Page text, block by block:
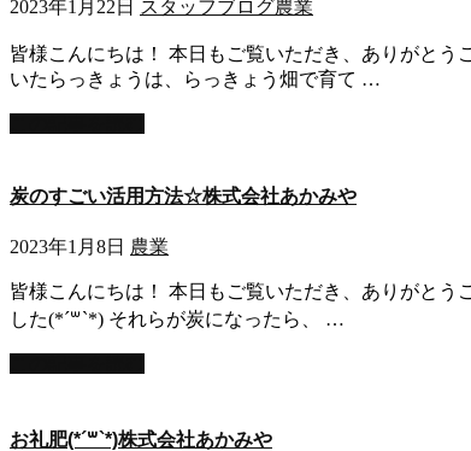
2023年1月22日 スタッフブログ農業
皆様こんにちは！ 本日もご覧いただき、ありがと
いたらっきょうは、らっきょう畑で育て …
炭のすごい活用方法☆株式会社あかみや
2023年1月8日 農業
皆様こんにちは！ 本日もご覧いただき、ありがと
した(*´꒳`*) それらが炭になったら、 …
お礼肥(*´꒳`*)株式会社あかみや